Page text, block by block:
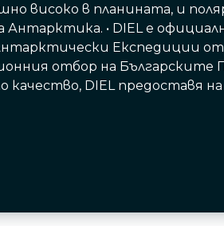
високо в планината, и
Антарктика. • DIEL е
Експедиции
отбор на Българските
качество, DIEL предоставя